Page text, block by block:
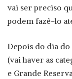
vai ser preciso
podem fazê-lo
Depois do dia
(vai haver as
e Grande